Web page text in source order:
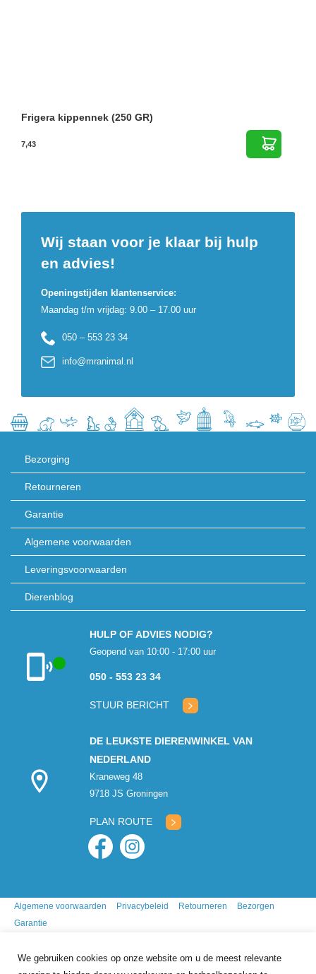
We gebruiken cookies op onze website om u de meest relevante
Frigera kippennek (250 GR)
7,43
Wij staan voor je klaar bij hulp
en advies!
Openingstijden klantenservice:
Maandag t/m vrijdag: 9.00 – 17.00 uur
050 – 553 23 34
info@mranimal.nl
Bezorging
Retourneren
Garantie
Algemene voorwaarden
Leveringsvoorwaarden
Dierenblog
Klantenservice
HULP OF ADVIES NODIG?
Geopend van 10:00 - 17:00 uur
050 - 553 23 34
STUUR BERICHT
DE LEUKSTE DIERENWINKEL VAN
NEDERLAND
Kraneweg 48
9718 JS Groningen
PLAN ROUTE
Algemene voorwaarden Privacybeleid Retourneren
Bezorgen
Garantie